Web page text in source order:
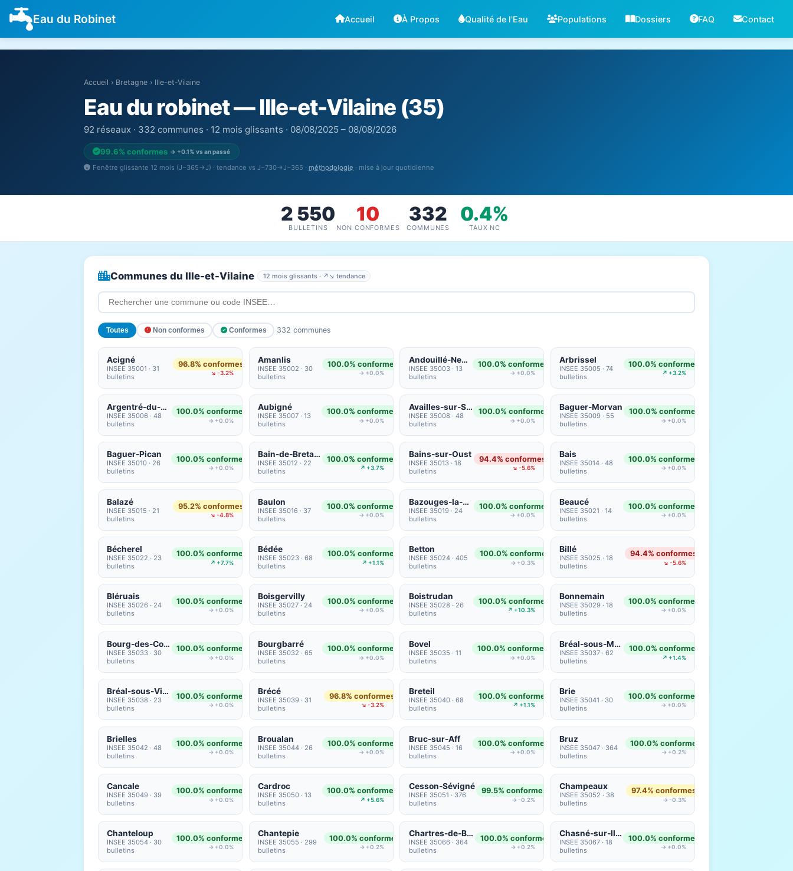
Eau du Robinet Accueil À Propos Qualité de l'Eau Populations Dossiers FAQ Contact
Accueil › Bretagne › Ille-et-Vilaine
Eau du robinet — Ille-et-Vilaine (35)
92 réseaux · 332 communes · 12 mois glissants · 08/08/2025 – 08/08/2026
99.6% conformes → +0.1% vs an passé
Fenêtre glissante 12 mois (J−365→J) · tendance vs J−730→J−365 · méthodologie · mise à jour quotidienne
2 550
BULLETINS
10
NON CONFORMES
332
COMMUNES
0.4%
TAUX NC
Communes du Ille-et-Vilaine 12 mois glissants · ↗↘ tendance
Toutes Non conformes Conformes 332 communes
Acigné
INSEE 35001 · 31
bulletins
96.8% conformes
↘ -3.2%
Amanlis
INSEE 35002 · 30
bulletins
100.0% conformes
→ +0.0%
Andouillé-Neuville
INSEE 35003 · 13
bulletins
100.0% conformes
→ +0.0%
Arbrissel
INSEE 35005 · 74
bulletins
100.0% conformes
↗ +3.2%
Argentré-du-Plessis
INSEE 35006 · 48
bulletins
100.0% conformes
→ +0.0%
Aubigné
INSEE 35007 · 13
bulletins
100.0% conformes
→ +0.0%
Availles-sur-Seiche
INSEE 35008 · 48
bulletins
100.0% conformes
→ +0.0%
Baguer-Morvan
INSEE 35009 · 55
bulletins
100.0% conformes
→ +0.0%
Baguer-Pican
INSEE 35010 · 26
bulletins
100.0% conformes
→ +0.0%
Bain-de-Bretagne
INSEE 35012 · 22
bulletins
100.0% conformes
↗ +3.7%
Bains-sur-Oust
INSEE 35013 · 18
bulletins
94.4% conformes
↘ -5.6%
Bais
INSEE 35014 · 48
bulletins
100.0% conformes
→ +0.0%
Balazé
INSEE 35015 · 21
bulletins
95.2% conformes
↘ -4.8%
Baulon
INSEE 35016 · 37
bulletins
100.0% conformes
→ +0.0%
Bazouges-la-Pérouse
INSEE 35019 · 24
bulletins
100.0% conformes
→ +0.0%
Beaucé
INSEE 35021 · 14
bulletins
100.0% conformes
→ +0.0%
Bécherel
INSEE 35022 · 23
bulletins
100.0% conformes
↗ +7.7%
Bédée
INSEE 35023 · 68
bulletins
100.0% conformes
↗ +1.1%
Betton
INSEE 35024 · 405
bulletins
100.0% conformes
→ +0.3%
Billé
INSEE 35025 · 18
bulletins
94.4% conformes
↘ -5.6%
Bléruais
INSEE 35026 · 24
bulletins
100.0% conformes
→ +0.0%
Boisgervilly
INSEE 35027 · 24
bulletins
100.0% conformes
→ +0.0%
Boistrudan
INSEE 35028 · 26
bulletins
100.0% conformes
↗ +10.3%
Bonnemain
INSEE 35029 · 18
bulletins
100.0% conformes
→ +0.0%
Bourg-des-Comptes
INSEE 35033 · 30
bulletins
100.0% conformes
→ +0.0%
Bourgbarré
INSEE 35032 · 65
bulletins
100.0% conformes
→ +0.0%
Bovel
INSEE 35035 · 11
bulletins
100.0% conformes
→ +0.0%
Bréal-sous-Montfort
INSEE 35037 · 62
bulletins
100.0% conformes
↗ +1.4%
Bréal-sous-Vitré
INSEE 35038 · 23
bulletins
100.0% conformes
→ +0.0%
Brécé
INSEE 35039 · 31
bulletins
96.8% conformes
↘ -3.2%
Breteil
INSEE 35040 · 68
bulletins
100.0% conformes
↗ +1.1%
Brie
INSEE 35041 · 30
bulletins
100.0% conformes
→ +0.0%
Brielles
INSEE 35042 · 48
bulletins
100.0% conformes
→ +0.0%
Broualan
INSEE 35044 · 26
bulletins
100.0% conformes
→ +0.0%
Bruc-sur-Aff
INSEE 35045 · 16
bulletins
100.0% conformes
→ +0.0%
Bruz
INSEE 35047 · 364
bulletins
100.0% conformes
→ +0.2%
Cancale
INSEE 35049 · 39
bulletins
100.0% conformes
→ +0.0%
Cardroc
INSEE 35050 · 13
bulletins
100.0% conformes
↗ +5.6%
Cesson-Sévigné
INSEE 35051 · 376
bulletins
99.5% conformes
→ -0.2%
Champeaux
INSEE 35052 · 38
bulletins
97.4% conformes
→ -0.3%
Chanteloup
INSEE 35054 · 30
bulletins
100.0% conformes
→ +0.0%
Chantepie
INSEE 35055 · 299
bulletins
100.0% conformes
→ +0.2%
Chartres-de-Bretagne
INSEE 35066 · 364
bulletins
100.0% conformes
→ +0.2%
Chasné-sur-Illet
INSEE 35067 · 18
bulletins
100.0% conformes
→ +0.0%